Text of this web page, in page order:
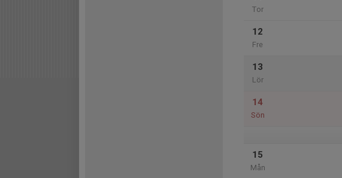
Tor
12
Fre
13
Lör
14
Sön
15
Mån